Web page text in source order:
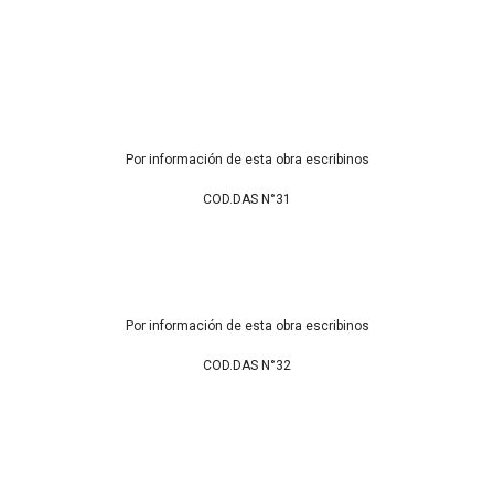
Por información de esta obra escribinos
COD.DAS N°31
Por información de esta obra escribinos
COD.DAS N°32